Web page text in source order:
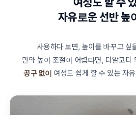
자유로운 선반 높
사용하다 보면, 높이를 바꾸고 싶
만약 높이 조절이 어렵다면, 디알코디
공구 없이 여성도 쉽게 할 수 있는 자